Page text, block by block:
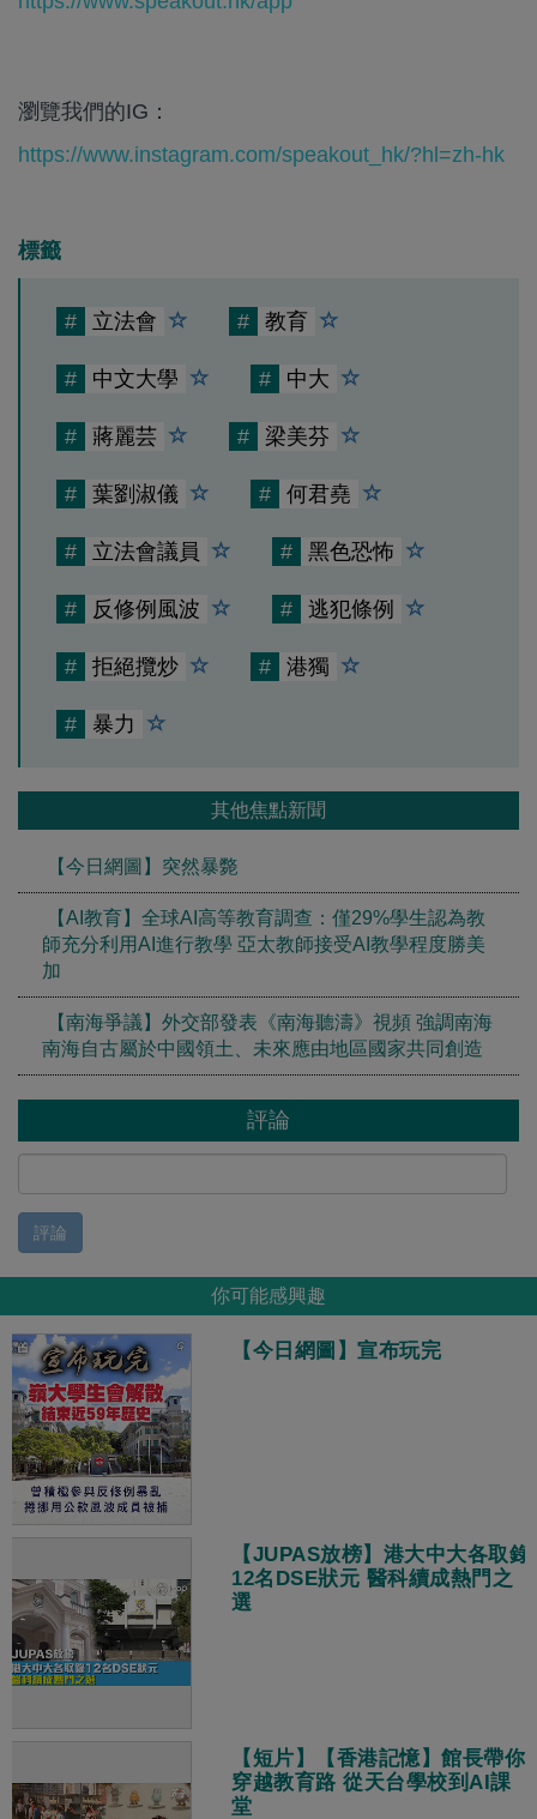
瀏覽我們的IG：
https://www.instagram.com/speakout_hk/?hl=zh-hk
標籤
# 立法會 # 教育
# 中文大學 # 中大
# 蔣麗芸 # 梁美芬
# 葉劉淑儀 # 何君堯
# 立法會議員 # 黑色恐怖
# 反修例風波 # 逃犯條例
# 拒絕攬炒 # 港獨
# 暴力
其他焦點新聞
【今日網圖】突然暴斃
【AI教育】全球AI高等教育調查：僅29%學生認為教
師充分利用AI進行教學 亞太教師接受AI教學程度勝美
加
【南海爭議】外交部發表《南海聽濤》視頻 強調南海
南海自古屬於中國領土、未來應由地區國家共同創造
評論
評論
你可能感興趣
【今日網圖】宣布玩完
【JUPAS放榜】港大中大各取錄
12名DSE狀元 醫科續成熱門之
選
【短片】【香港記憶】館長帶你
穿越教育路 從天台學校到AI課
堂